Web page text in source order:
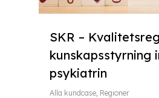
SKR –
kunskapsstyrning
psykiatrin
Alla kundcase Regioner